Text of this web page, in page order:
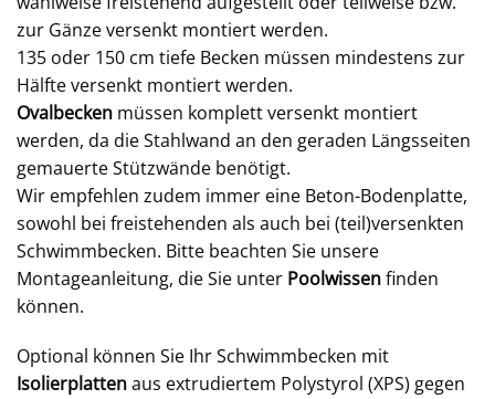
zur Gänze versenkt montiert werden.
135 oder 150 cm tiefe Becken müssen mindestens zur
Hälfte versenkt montiert werden.
Ovalbecken müssen komplett versenkt montiert
werden, da die Stahlwand an den geraden Längsseiten
gemauerte Stützwände benötigt.
Wir empfehlen zudem immer eine Beton-Bodenplatte,
sowohl bei freistehenden als auch bei (teil)versenkten
Schwimmbecken. Bitte beachten Sie unsere
Montageanleitung, die Sie unter Poolwissenfinden
können.
Optional können Sie Ihr Schwimmbecken mit
Isolierplattenaus extrudiertem Polystyrol (XPS) gegen